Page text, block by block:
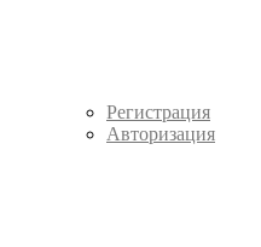
Регистрация
Авторизация